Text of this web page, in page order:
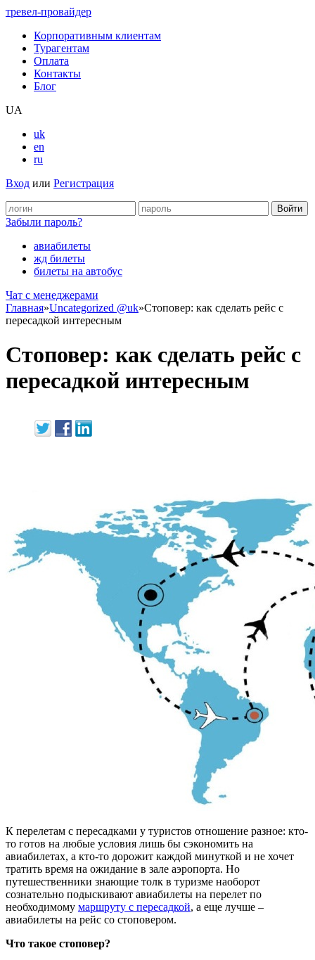
тревел-провайдер
Корпоративным клиентам
Турагентам
Оплата
Контакты
Блог
UA
uk
en
ru
Вход или Регистрация
Забыли пароль?
авиабилеты
жд билеты
билеты на автобус
Чат c менеджерами
Главная»Uncategorized @uk»Стоповер: как сделать рейс с
пересадкой интересным
Стоповер: как сделать рейс с
пересадкой интересным
К перелетам с пересадками у туристов отношение разное: кто-
то готов на любые условия лишь бы сэкономить на
авиабилетах, а кто-то дорожит каждой минуткой и не хочет
тратить время на ожидание в зале аэропорта. Но
путешественники знающие толк в туризме наоборот
сознательно подыскивают авиабилеты на перелет по
необходимому маршруту с пересадкой, а еще лучше –
авиабилеты на рейс со стоповером.
Что такое стоповер?